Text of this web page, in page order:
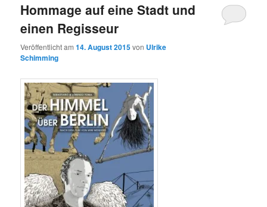
Hommage auf eine Stadt und
einen Regisseur
Veröffentlicht am14. August 2015von Ulrike
Schimming